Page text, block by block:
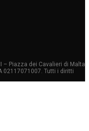
– Piazza dei Cavalieri di Malta
02117071007. Tutti i diritti